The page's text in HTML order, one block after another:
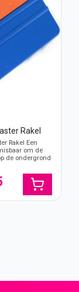
Rakel
Rakel Een
om de
de ondergrond